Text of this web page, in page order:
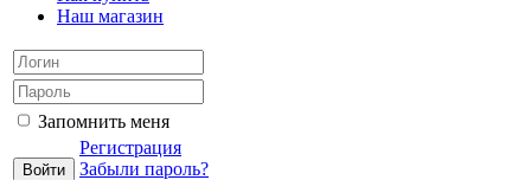
Наш магазин
Запомнить меня
Регистрация
Забыли пароль?